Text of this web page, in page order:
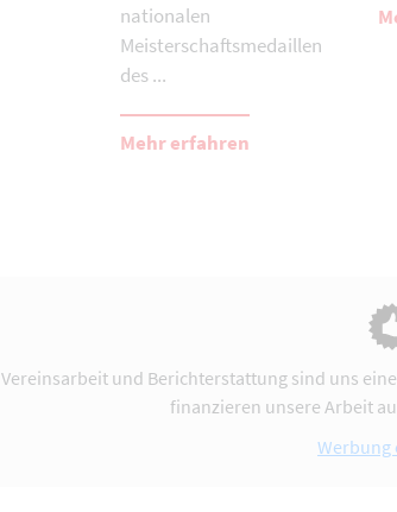
nationalen
Meisterschaftsmedaillen
des ...
Mehr erfahren
Vereinsarbeit und Berichterstattung sind uns
finanzieren unsere Arbeit
Werbung